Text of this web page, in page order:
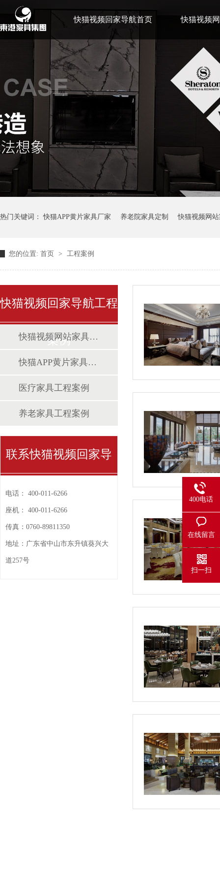
快猫视频回家导航首页 快猫视频
快猫黄色视频故事 联系快猫视频
热门关键词：快猫APP黄片家具厂家 养老院家具定制 快猫视频网
您的位置: 首页 > 工程案例
快猫视频回家导航工程
案例 快猫视频网站家具工程案例
快猫APP黄片家具工程案例
医疗家具工程案例
养老家具工程案例
联系快猫视频回家导
航
电话： 400-011-6266
座机： 400-011-6266
传真： 0760-89811350
地址： 广东省中山市东升镇葵兴大
道257号
400电话
在线留言
扫一扫